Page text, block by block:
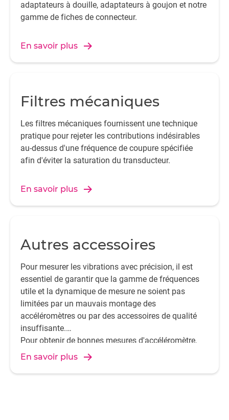
adaptateurs à douille, adaptateurs à goujon et notre
gamme de fiches de connecteur.
En savoir plus
Filtres mécaniques
Les filtres mécaniques fournissent une technique
pratique pour rejeter les contributions indésirables
au-dessus d'une fréquence de coupure spécifiée
afin d'éviter la saturation du transducteur.
En savoir plus
Autres accessoires
Pour mesurer les vibrations avec précision, il est
essentiel de garantir que la gamme de fréquences
utile et la dynamique de mesure ne soient pas
limitées par un mauvais montage des
accéléromètres ou par des accessoires de qualité
insuffisante.
Pour obtenir de bonnes mesures d'accéléromètre,
HBK propose une large gamme d'accessoires de
En savoir plus